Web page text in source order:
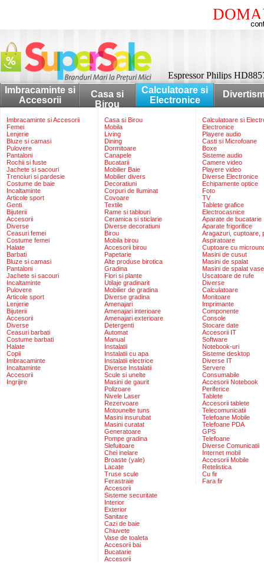
Espressor Philips
Imbracaminte si
Accesorii
Casa si
Birou
Calculatoare si
Electronice
Imbracaminte si Accesorii
Femei
Lenjerie
Bluze si camasi
Pulovere
Pantaloni
Rochii si fuste
Jachete si sacouri
Trenciuri si pardesie
Costume de baie
Incaltaminte
Articole sport
Genti
Bijuterii
Accesorii
Diverse
Ceasuri femei
Costume femei
Halate
Barbati
Bluze si camasi
Pantaloni
Jachete si sacouri
Incaltaminte
Pulovere
Articole sport
Lenjerie
Bijuterii
Accesorii
Diverse
Ceasuri barbati
Costume barbati
Halate
Copii
Imbracaminte
Incaltaminte
Accesorii
Ingrijire
Casa si Birou
Mobila
Living
Dining
Dormitoare
Canapele
Bucatarii
Mobilier Baie
Mobilier divers
Decoratiuni
Corpuri de Iluminat
Covoare
Textile
Rame si tablouri
Ceramica si sticlarie
Diverse decoratiuni
Birou
Mobila birou
Accesorii birou
Papetarie
Alte produse birotica
Gradina
Flori si plante
Utilaje gradinarit
Mobilier de gradina
Diverse gradina
Amenajari
Amenajari interioare
Amenajari exterioare
Detergenti
Automat
Manual
Instalatii
Instalatii cu apa
Instalatii electrice
Diverse Instalatii
Scule si unelte
Masini de gaurit
Polizoare
Nivele Laser
Rezervoare
Motounelte tuns
Masini insurubat
Masini curatat
Generatoare
Pompe gradina
Slefuitoare
Chei inelare
Broaste (yale)
Lacate
Truse scule
Ferastraie
Accesorii
Sisteme securitate
Interior
Exterior
Sanitare
Cazi de baie
Chiuvete
Vase de toaleta
Accesorii bai
Bucatarie
Accesorii
Calculatoare si
Electronice
Playere audio
Casti si Microfoane
Boxe
Sisteme audio
Camere video
Playere video
Diverse Electronice
Echipamente optice
Foto
TV
Tablete grafice
Electrocasnice
Aparate de bucatarie
Aparate frigorifice
Aragazuri, cuptoare,
Aspiratoare
Cuptoare cu
Masini de cusut
Masini de spalat
Masini de spalat vase
Uscatoare de rufe
Diverse
Calculatoare
Monitoare
Imprimante
Componente
Console
Stocare date
Accesorii IT
Software
Notebook-uri
Sisteme desktop
Diverse IT
Servere
Consumabile
Accesorii Notebook
Periferice
Tablete
Accesorii tablete
Telecomunicatii
Telefoane Mobile
Telefoane PDA
GPS
Telefoane
Diverse Comunicatii
Internet mobil
Accesorii Mobile
Retelistica
Cu fir
Fara fir